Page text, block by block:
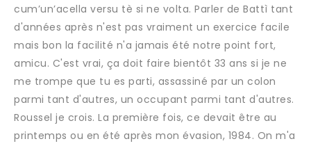
cum’un’acella versu tè si ne volta. Parler de Battì tant
d'années après n'est pas vraiment un exercice facile
mais bon la facilité n'a jamais été notre point fort,
amicu. C'est vrai, ça doit faire bientôt 33 ans si je ne
me trompe que tu es parti, assassiné par un colon
parmi tant d'autres, un occupant parmi tant d'autres.
Roussel je crois. La première fois, ce devait être au
printemps ou en été après mon évasion, 1984. On m'a